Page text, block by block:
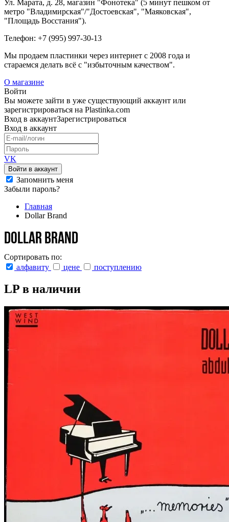
Ул. Марата, д. 28, магазин "Фонотека" (5 минут пешком от
метро "Владимирская"/"Достоевская", "Маяковская",
"Площадь Восстания").
Телефон: +7 (995) 997-30-13
Мы продаем пластинки через интернет c 2008 года и
стараемся делать всё с "избыточным качеством".
О магазине
Войти
Вы можете зайти в уже существующий аккаунт или
зарегистрироваться на Plastinka.com
Вход в аккаунтЗарегистрироваться
Вход в аккаунт
VK
Войти в аккаунт
Запомнить меня
Забыли пароль?
Главная
Dollar Brand
Dollar Brand
Сортировать по:
алфавиту
цене поступлению
LP в наличии